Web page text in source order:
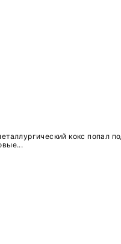
кокс попал